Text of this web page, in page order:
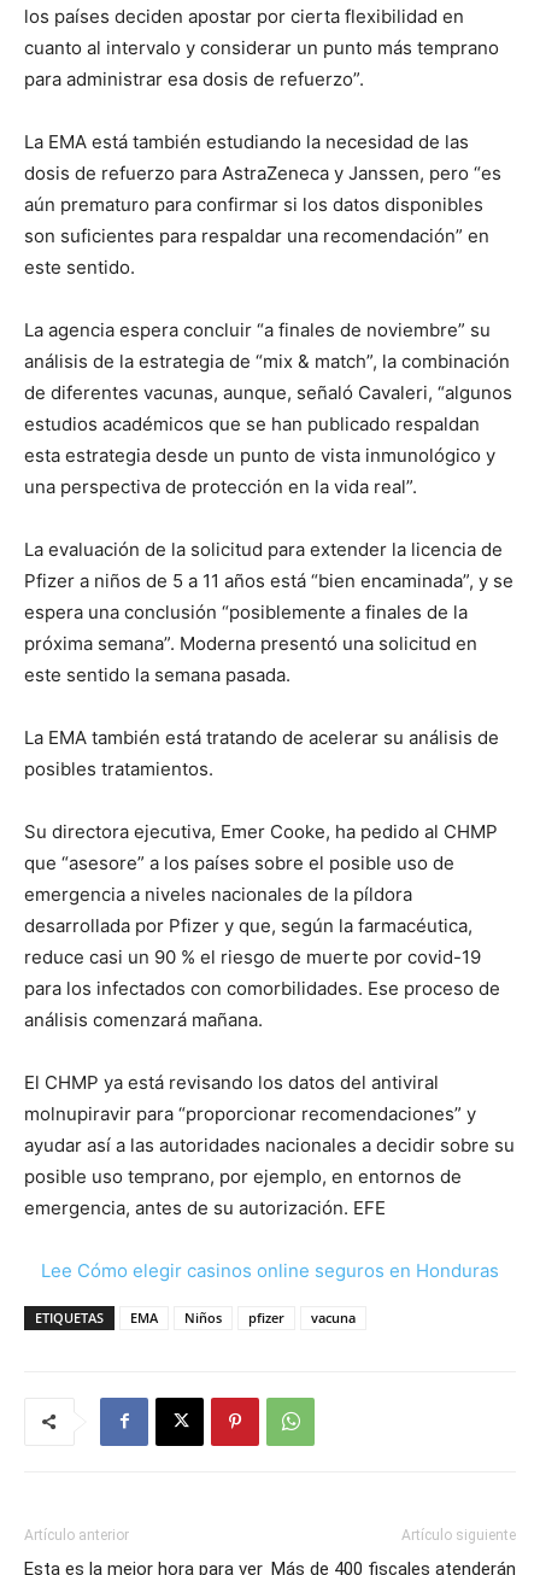
los países deciden apostar por cierta flexibilidad en
cuanto al intervalo y considerar un punto más temprano
para administrar esa dosis de refuerzo”.
La EMA está también estudiando la necesidad de las
dosis de refuerzo para AstraZeneca y Janssen, pero “es
aún prematuro para confirmar si los datos disponibles
son suficientes para respaldar una recomendación” en
este sentido.
La agencia espera concluir “a finales de noviembre” su
análisis de la estrategia de “mix & match”, la combinación
de diferentes vacunas, aunque, señaló Cavaleri, “algunos
estudios académicos que se han publicado respaldan
esta estrategia desde un punto de vista inmunológico y
una perspectiva de protección en la vida real”.
La evaluación de la solicitud para extender la licencia de
Pfizer a niños de 5 a 11 años está “bien encaminada”, y se
espera una conclusión “posiblemente a finales de la
próxima semana”. Moderna presentó una solicitud en
este sentido la semana pasada.
La EMA también está tratando de acelerar su análisis de
posibles tratamientos.
Su directora ejecutiva, Emer Cooke, ha pedido al CHMP
que “asesore” a los países sobre el posible uso de
emergencia a niveles nacionales de la píldora
desarrollada por Pfizer y que, según la farmacéutica,
reduce casi un 90 % el riesgo de muerte por covid-19
para los infectados con comorbilidades. Ese proceso de
análisis comenzará mañana.
El CHMP ya está revisando los datos del antiviral
molnupiravir para “proporcionar recomendaciones” y
ayudar así a las autoridades nacionales a decidir sobre su
posible uso temprano, por ejemplo, en entornos de
emergencia, antes de su autorización. EFE
Lee Cómo elegir casinos online seguros en Honduras
ETIQUETAS EMA Niños pfizer vacuna
Artículo anterior
Esta es la mejor hora para ver
Artículo siguiente
Más de 400 fiscales atenderán